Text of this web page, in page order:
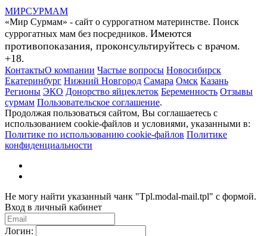
МИРСУРМАМ
«Мир Сурмам» - сайт о суррогатном материнстве. Поиск
суррогатных мам без посредников. Имеются
противопоказания, проконсультируйтесь с врачом.
+18.
КонтактыО компании Частые вопросы Новосибирск
Екатеринбург Нижний Новгород Самара Омск Казань
Регионы ЭКО Донорство яйцеклеток Беременность Отзывы
сурмам Пользовательское соглашение.
Продолжая пользоваться сайтом, Вы соглашаетесь с
использованием cookie-файлов и условиями, указанными в:
Политике по использованию cookie-файлов Политике
конфиденциальности
Не могу найти указанный чанк "Tpl.modal-mail.tpl" с формой.
Вход в личный кабинет
Логин: